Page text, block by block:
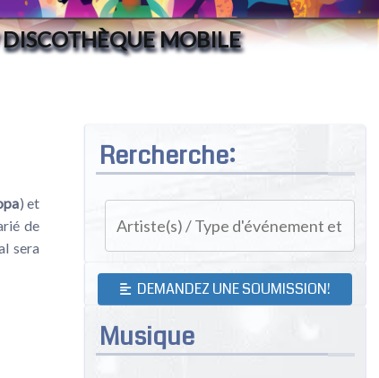
MOBILE
) et
de
sera
Rercherche:
DEMANDEZ UNE SOUMISSION!
Musique